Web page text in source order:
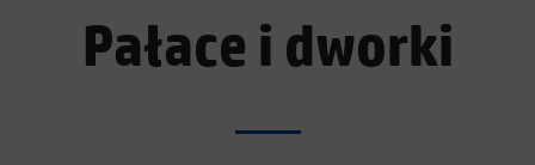
Pałace i dworki